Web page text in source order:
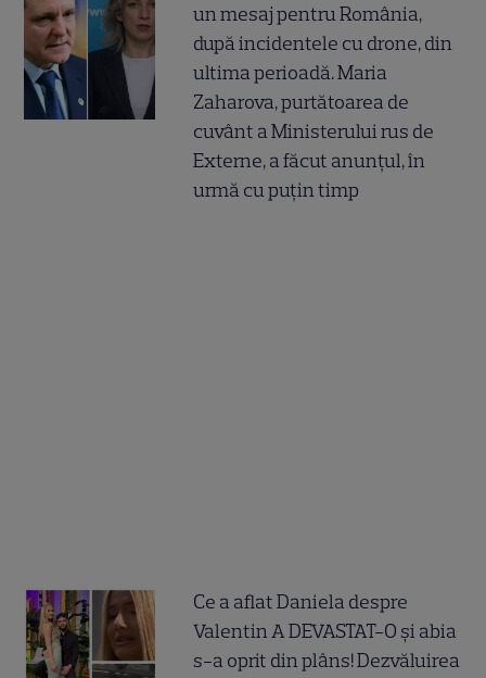
un mesaj pentru România,
după incidentele cu drone, din
ultima perioadă. Maria
Zaharova, purtătoarea de
cuvânt a Ministerului rus de
Externe, a făcut anunțul, în
urmă cu puțin timp
Ce a aflat Daniela despre
Valentin A DEVASTAT-O și abia
s-a oprit din plâns! Dezvăluirea